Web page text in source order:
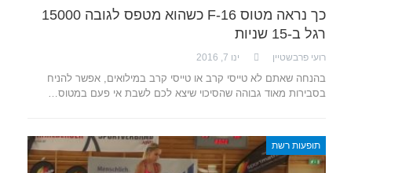
כך נראה מטוס F-16 כשהוא מטפס לגובה 15000
רגל ב-15 שניות
רועי פרבשטיין ינו 7, 2016
בהנחה שאתם לא טייסי קרב או טייסי קרב במילואים, אפשר להניח
בסבירות מאוד גבוהה שהסיכוי שיצא לכם לשבת אי פעם במטוס…
תופעות רשת